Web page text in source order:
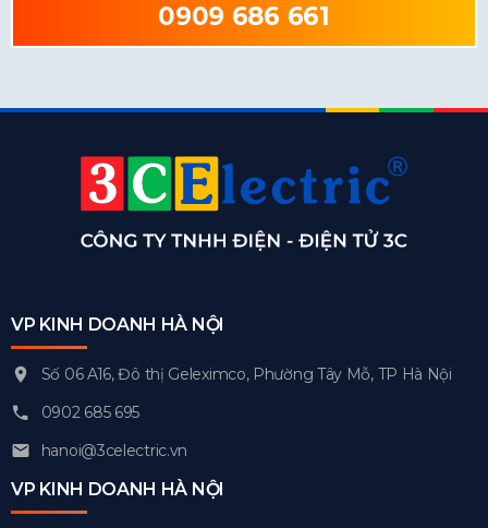
0909 686 661
VP KINH DOANH HÀ NỘI
Số 06 A16, Đô thị Geleximco, Phường Tây Mỗ, TP Hà Nội
0902 685 695
hanoi@3celectric.vn
VP KINH DOANH HÀ NỘI